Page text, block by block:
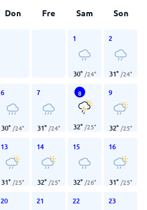
Don Fre Sam Son
1
30° /24°
2
31° /24°
6
30° /24°
7
31° /24°
8
32° /25°
9
32° /25°
13
31° /25°
14
32° /25°
15
32° /26°
16
31° /25°
20 21 22 23